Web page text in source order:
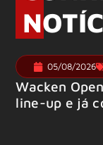
05/08/2026
Wacken
line-up e já